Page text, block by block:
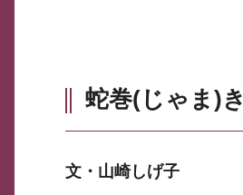
蛇巻(じゃま)き
文・山崎しげ子